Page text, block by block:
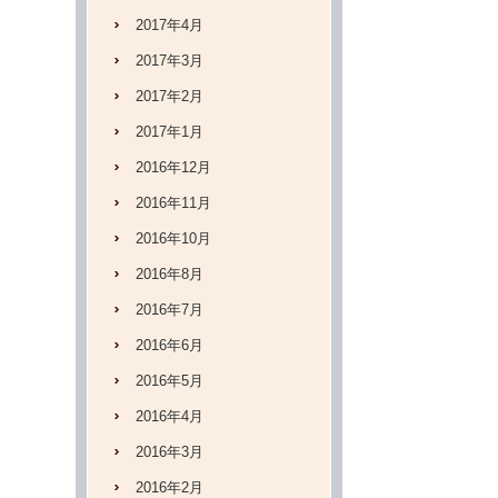
2017年4月
2017年3月
2017年2月
2017年1月
2016年12月
2016年11月
2016年10月
2016年8月
2016年7月
2016年6月
2016年5月
2016年4月
2016年3月
2016年2月